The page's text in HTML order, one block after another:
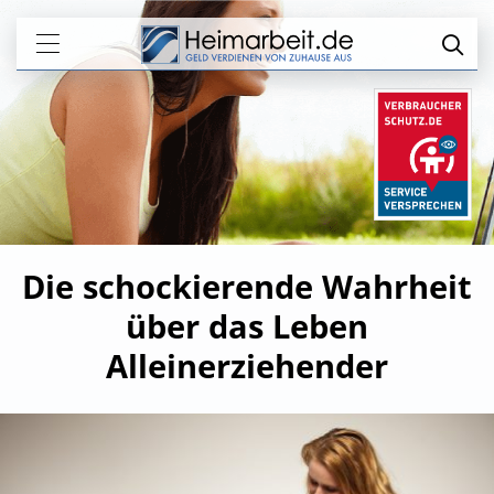
Die schockierende Wahrheit
über das Leben
Alleinerziehender